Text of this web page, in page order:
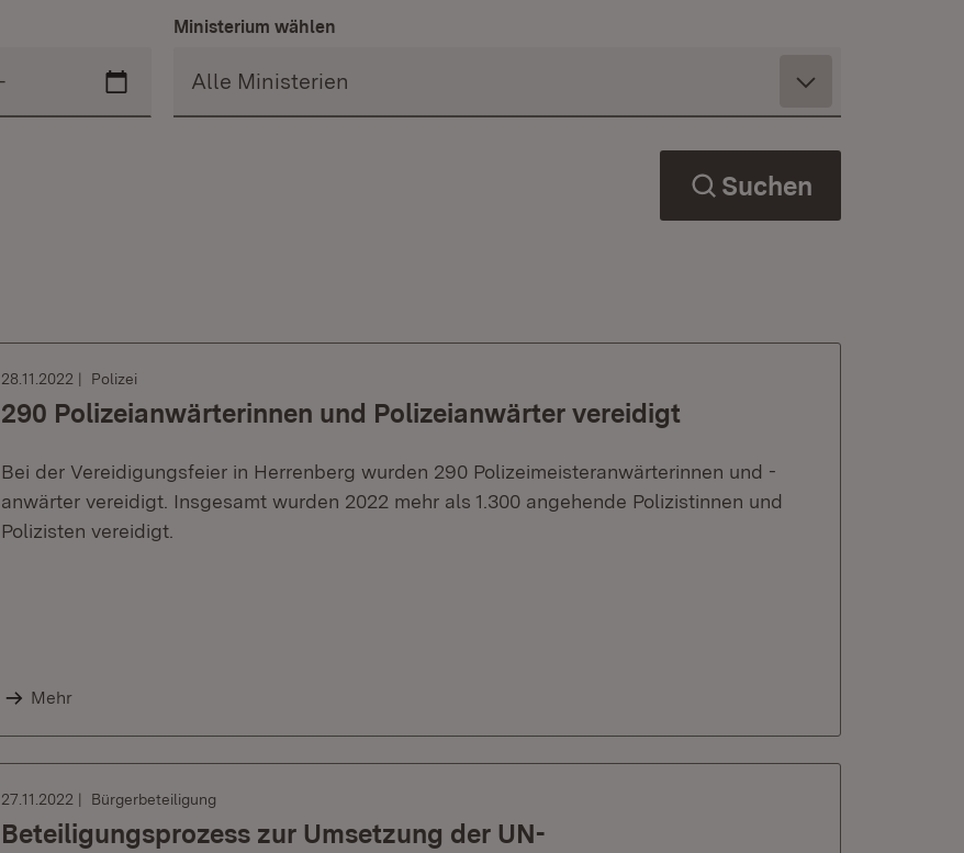
Ministerium wählen
Suchen
28.11.2022 Polizei
290 Polizeianwärterinnen und Polizeianwärter vereidigt
Bei der Vereidigungsfeier in Herrenberg wurden 290 Polizeimeisteranwärterinnen und -
anwärter vereidigt. Insgesamt wurden 2022 mehr als 1.300 angehende Polizistinnen und
Polizisten vereidigt.
Mehr
27.11.2022 Bürgerbeteiligung
Beteiligungsprozess zur Umsetzung der UN-